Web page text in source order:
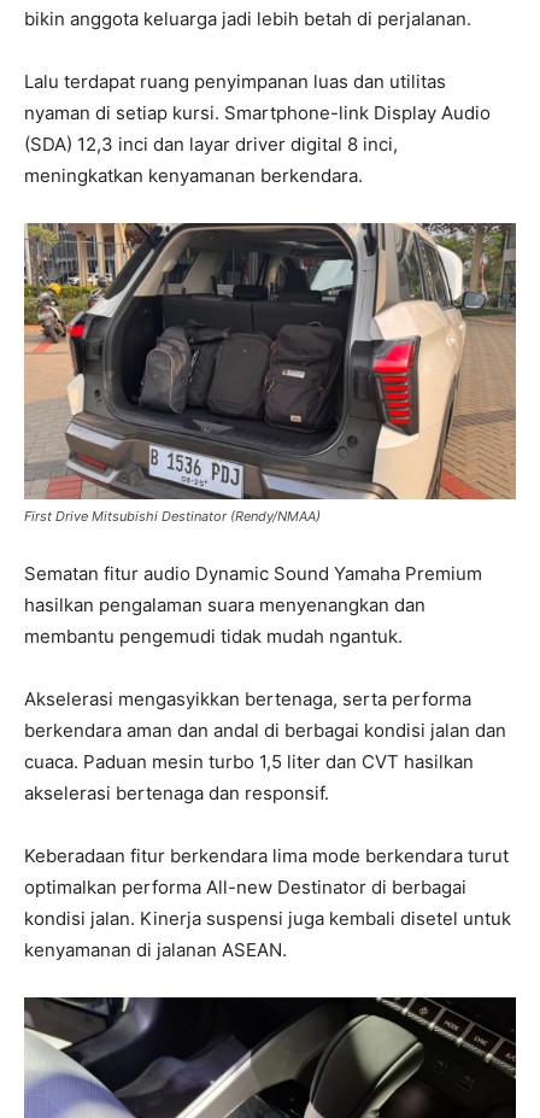
bikin anggota keluarga jadi lebih betah di perjalanan.
Lalu terdapat ruang penyimpanan luas dan utilitas
nyaman di setiap kursi. Smartphone-link Display Audio
(SDA) 12,3 inci dan layar driver digital 8 inci,
meningkatkan kenyamanan berkendara.
First Drive Mitsubishi Destinator (Rendy/NMAA)
Sematan fitur audio Dynamic Sound Yamaha Premium
hasilkan pengalaman suara menyenangkan dan
membantu pengemudi tidak mudah ngantuk.
Akselerasi mengasyikkan bertenaga, serta performa
berkendara aman dan andal di berbagai kondisi jalan dan
cuaca. Paduan mesin turbo 1,5 liter dan CVT hasilkan
akselerasi bertenaga dan responsif.
Keberadaan fitur berkendara lima mode berkendara turut
optimalkan performa All-new Destinator di berbagai
kondisi jalan. Kinerja suspensi juga kembali disetel untuk
kenyamanan di jalanan ASEAN.